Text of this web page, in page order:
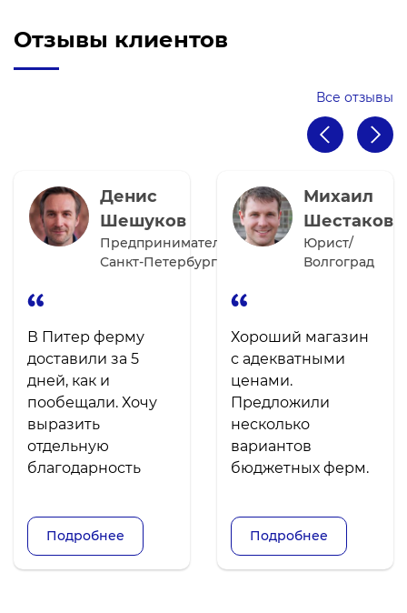
Отзывы клиентов
Все отзывы
Денис
Шешуков
Предприниматель/
Санкт-Петербург
В Питер ферму
доставили за 5
дней, как и
пообещали. Хочу
выразить
отдельную
благодарность
на вопросы онлайн
не меньше часа и
Подробнее
Михаил
Шестаков
Юрист/
Волгоград
Хороший магазин
с адекватными
ценами.
Предложили
несколько
вариантов
бюджетных ферм.
видеокартами AMD
Radeon 5700. в
Подробнее